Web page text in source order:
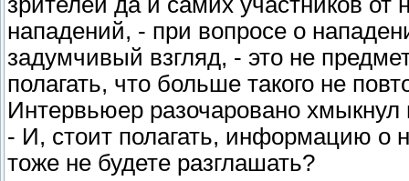
нападений, - при вопросе о
задумчивый взгляд, - это не
полагать, что больше такого не
Интервьюер разочаровано хмыкнул
- И, стоит полагать, информацию о
тоже не будете разглашать?